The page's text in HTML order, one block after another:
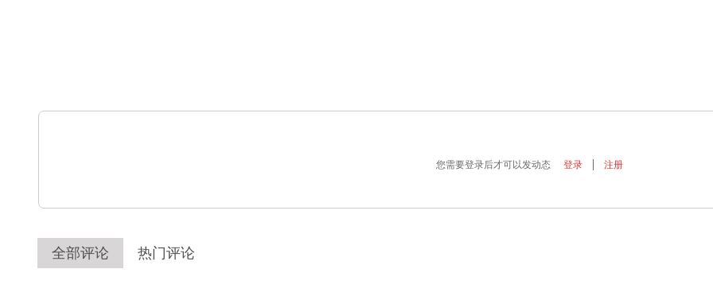
您需要登录后才可以发动态 登录 注册
全部评论 热门评论